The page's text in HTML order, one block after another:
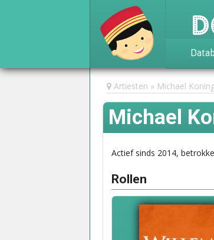
Artiesten Michael
Michael
Actief sinds 2014,
Rollen